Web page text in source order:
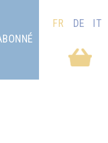
FR DE IT